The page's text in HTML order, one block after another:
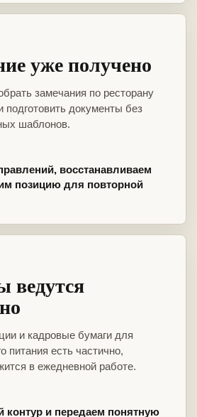
уже получено
замечания по ресторану
подготовить документы без
шаблонов.
восстанавливаем
позицию для повторной
ведутся
и кадровые бумаги для
питания есть частично,
в ежедневной работе.
и передаем понятную